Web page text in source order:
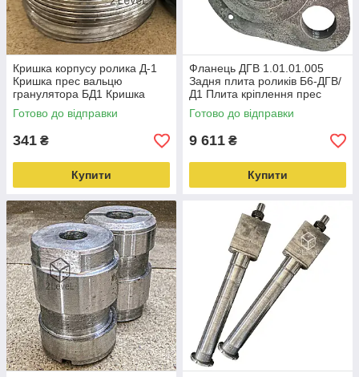
Кришка корпусу ролика Д-1
Кришка прес вальцю
гранулятора БД1 Кришка
прес ролика ДГВ
Готово до відправки
341 ₴
Купити
Фланець ДГВ 1.01.01.005
Задня плита роликів Б6-ДГВ/
Д1 Плита кріплення прес
роликів Д-1 Фланець роликів
ДГВ
Готово до відправки
9 611 ₴
Купити